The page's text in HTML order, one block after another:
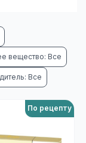
вещество: Все
Все
По рецепту